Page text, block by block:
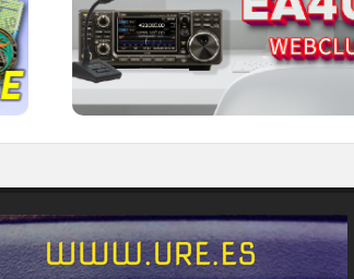
IR A WEBCLUSTER